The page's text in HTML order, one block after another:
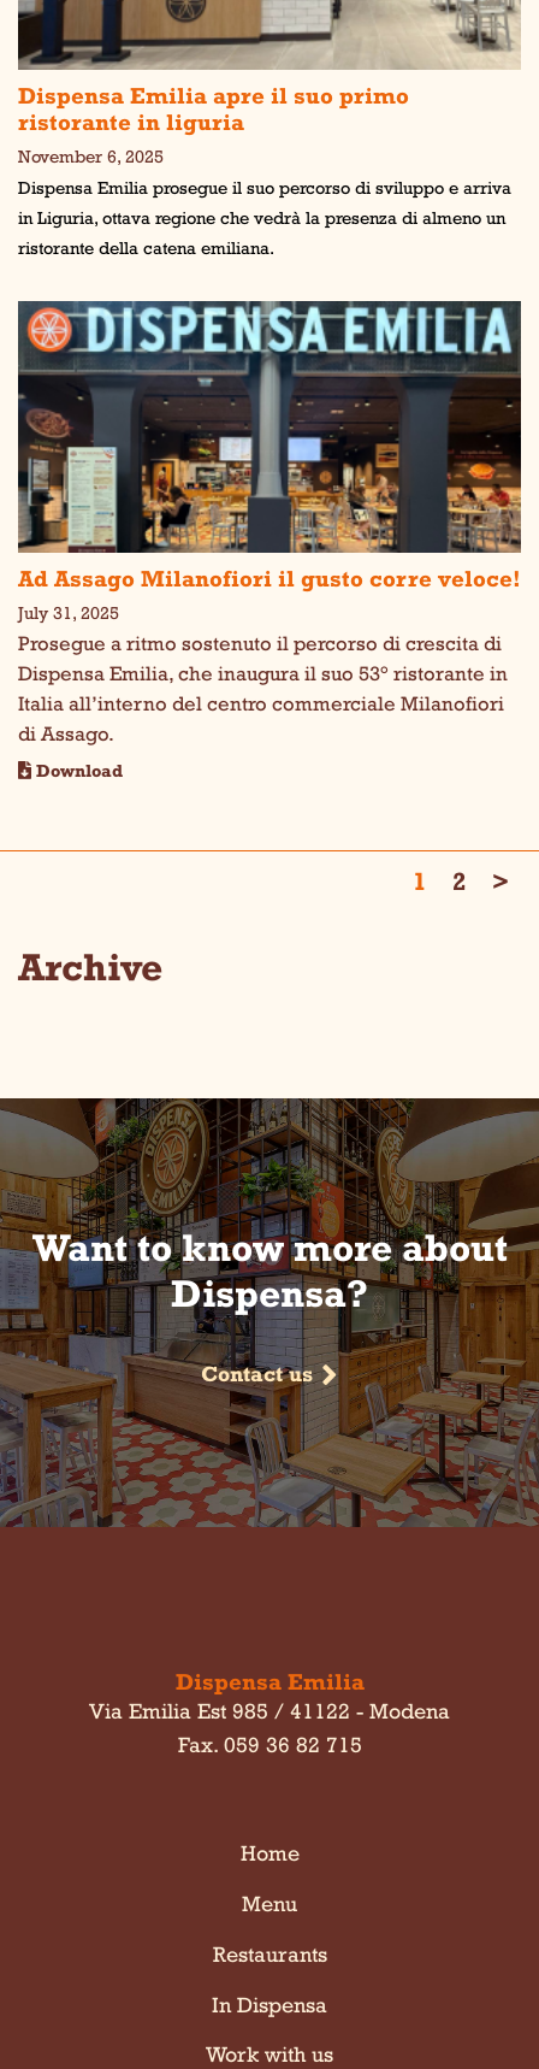
Dispensa Emilia apre il suo primo
ristorante in liguria
November 6, 2025
Dispensa Emilia prosegue il suo percorso di sviluppo e arriva
in Liguria, ottava regione che vedrà la presenza di almeno un
ristorante della catena emiliana.
Ad Assago Milanofiori il gusto corre veloce!
July 31, 2025
Prosegue a ritmo sostenuto il percorso di crescita di
Dispensa Emilia, che inaugura il suo 53° ristorante in
Italia all’interno del centro commerciale Milanofiori
di Assago.
Download
1 2 >
Archive
Want to know more about
Dispensa?
Contact us
Dispensa Emilia
Via Emilia Est 985 / 41122 - Modena
Fax. 059 36 82 715
Home
Menu
Restaurants
In Dispensa
Work with us